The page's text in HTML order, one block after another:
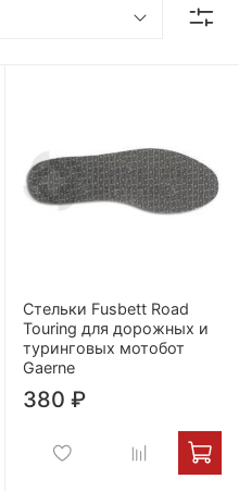
Стельки Fusbett Road
Touring для дорожных и
туринговых мотобот
Gaerne
380 ₽